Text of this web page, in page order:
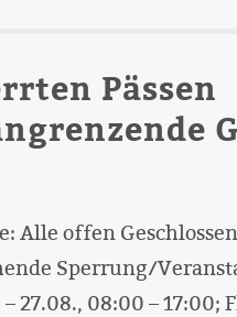
Pässen
Alle offen
Sperrung/
27.08., 08:00 – 17:00;